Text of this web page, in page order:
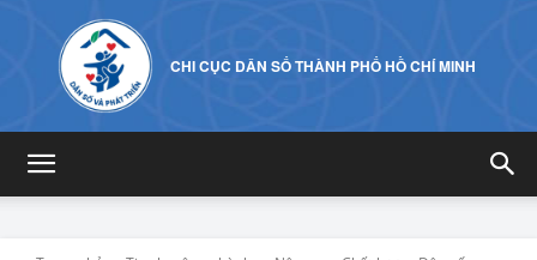
CHI CỤC DÂN SỐ THÀNH PHỐ HỒ CHÍ MINH